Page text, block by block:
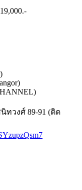
ทวงศ์ 89-91 (ติด